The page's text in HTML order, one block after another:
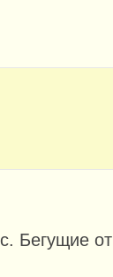
Бегущие от